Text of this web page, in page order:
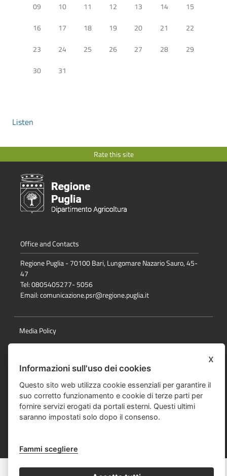
09
10 11 12 13 14
15
16
17 18 19 20 21
22
23
24 25 26 27 28
29
30
31
Listen
Rate this site
Office and Contacts
Regione Puglia - 70100 Bari, Lungomare Nazario Sauro, 45-
47
Tel: 0805405277- 5056
Email:comunicazione.psr@regione.puglia.it
Media Policy
Privacy Policy
Responsabile della pubblicazione
Mappa del sito
x
Informazioni sull'uso dei cookies
Questo sito web utilizza cookie essenziali per garantire il
suo corretto funzionamento e cookie di terze parti per
fornire servizi erogati da portali esterni. Questi ultimi
saranno impostati solo dopo il consenso.
Fammi scegliere